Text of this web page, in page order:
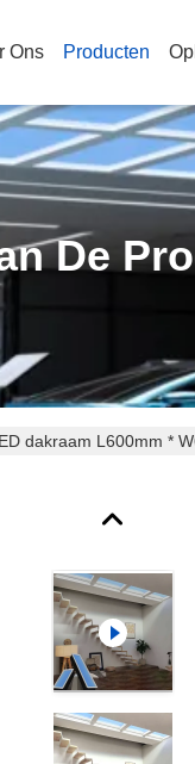
Ons Producten
De
dakraam L600mm *